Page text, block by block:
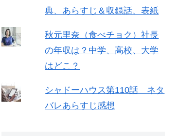
典、あらすじ＆収録話、表紙
秋元里奈（食べチョク）社長
の年収は？中学、高校、大学
はどこ？
シャドーハウス第110話 ネタ
バレあらすじ感想